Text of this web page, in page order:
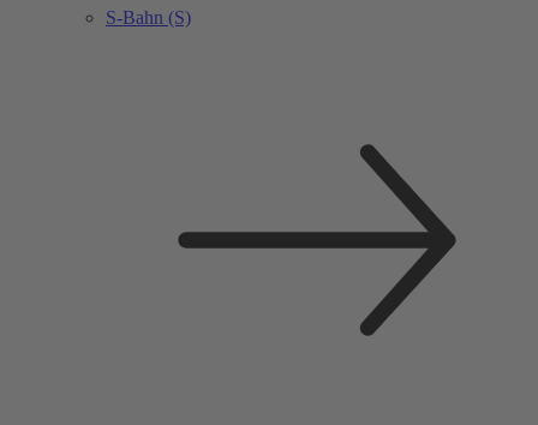
S-Bahn (S)